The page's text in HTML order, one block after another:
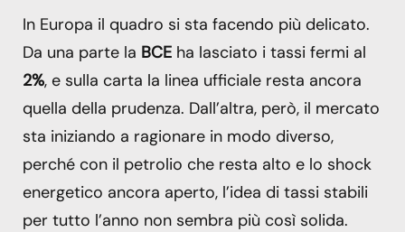
In Europa il quadro si sta facendo più delicato.
Da una parte la BCE ha lasciato i tassi fermi al
2%, e sulla carta la linea ufficiale resta ancora
quella della prudenza. Dall’altra, però, il mercato
sta iniziando a ragionare in modo diverso,
perché con il petrolio che resta alto e lo shock
energetico ancora aperto, l’idea di tassi stabili
per tutto l’anno non sembra più così solida.